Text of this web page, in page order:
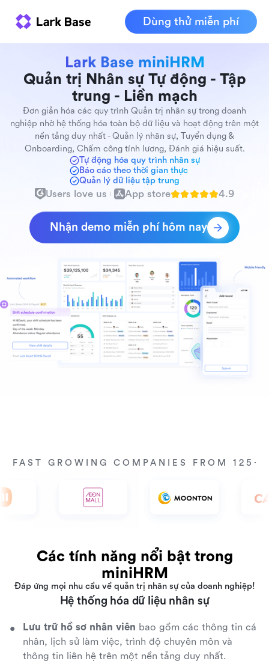
Dùng thử miễn phí
Lark Base miniHRM
Quản trị Nhân sự Tự động - Tập
trung - Liền mạch
Đơn giản hóa các quy trình Quản trị nhân sự trong doanh
nghiệp nhờ hệ thống hóa toàn bộ dữ liệu và hoạt động trên một
nền tảng duy nhất - Quản lý nhân sự, Tuyển dụng &
Onboarding, Chấm công tính lương, Đánh giá hiệu suất.
Tự động hóa quy trình nhân sự
Báo cáo theo thời gian thực
Quản lý dữ liệu tập trung
Users love us App store 4.9
Nhận demo miễn phí hôm nay
FAST GROWING COMPANIES FROM 125+
Các tính năng nổi bật trong
miniHRM
Đáp ứng mọi nhu cầu về quản trị nhân sự của doanh nghiệp!
Hệ thống hóa dữ liệu nhân sự
Lưu trữ hồ sơ nhân viên bao gồm các thông tin cá
nhân, lịch sử làm việc, trình độ chuyên môn và
thông tin liên hệ trên một nền tảng duy nhất.